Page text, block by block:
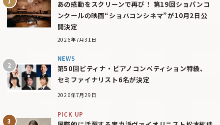
あの感動をスクリーンで再び！ 第19回ショパンコ
ンクールの映画“ショパコンシネマ”が10月2日公
開決定
2026年7月31日
NEWS
第50回ピティナ・ピアノコンペティション特級、
セミファイナリスト6名が決定
2026年7月29日
PICK UP